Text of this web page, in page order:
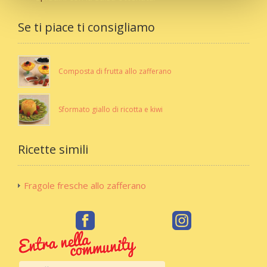
Se ti piace ti consigliamo
Composta di frutta allo zafferano
Sformato giallo di ricotta e kiwi
Ricette simili
Fragole fresche allo zafferano